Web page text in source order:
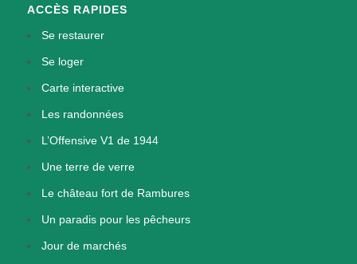
ACCÈS RAPIDES
Se restaurer
Se loger
Carte interactive
Les randonnées
L’Offensive V1 de 1944
Une terre de verre
Le château fort de Rambures
Un paradis pour les pêcheurs
Jour de marchés